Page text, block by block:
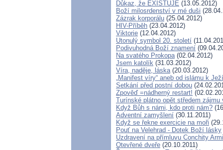
Důkaz, že EXISTUJE (13.05.2012)
Boží milosrdenství v mé duši
Zázrak korporálu (25.04.2012)
HIV-Příběh (23.04.2012)
Viktorie (12.04.2012)
Utonulý symbol 20. století
Podivuhodná Boží znamení
Na svatého Prokopa(02.04.2012)
Jsem katolík (31.03.2012)
Víra, naděje, láska(20.03.2012)
„Manifest víry“ aneb od islámu k
Setkání před postní dobou
Zpověď =nádherný restart!
Turínské plátno opět středem
Když Bůh s námi, kdo proti nám?
Adventní zamyšlení (30.11.2011)
Když se řekne exercicie na moři
Pouť na Velehrad - Dotek Boží lásky
Uzdravení na přímluvu Conchity
Otevřené dveře (20.10.2011)